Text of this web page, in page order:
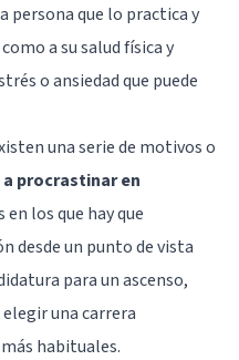
persona que lo practica y
a su salud física y
o ansiedad que puede
una serie de motivos o
procrastinar en
en los que hay que
desde un punto de vista
para un ascenso,
una carrera
habituales.